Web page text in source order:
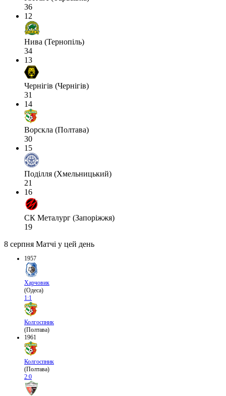
36
12
Нива (Тернопіль)
34
13
Чернігів (Чернігів)
31
14
Ворскла (Полтава)
30
15
Поділля (Хмельницький)
21
16
СК Металург (Запоріжжя)
19
8 серпня Матчі у цей день
1957
Харчовик
(Одеса)
1:1
Колгоспник
(Полтава)
1961
Колгоспник
(Полтава)
2:0